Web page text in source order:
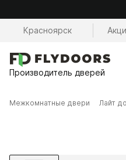
Красноярск
Производитель дверей
Межкомнатные двери Лайт